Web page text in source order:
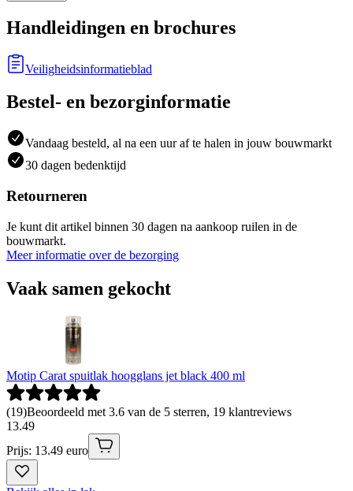
Handleidingen en brochures
Veiligheidsinformatieblad
Bestel- en bezorginformatie
Vandaag besteld, al na een uur af te halen in jouw bouwmarkt
30 dagen bedenktijd
Retourneren
Je kunt dit artikel binnen 30 dagen na aankoop ruilen in de
bouwmarkt.
Meer informatie over de bezorging
Vaak samen gekocht
Motip Carat spuitlak hoogglans jet black 400 ml
(19)Beoordeeld met 3.6 van de 5 sterren, 19 klantreviews
13.49
Prijs: 13.49 euro